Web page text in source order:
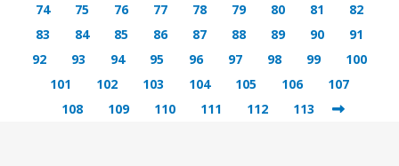
74
75 76 77 78 79 80 81
82
83
84 85 86 87 88 89 90
91
92
93 94 95 96 97 98 99
100
101
102 103 104 105 106
107
108
109 110 111 112 113